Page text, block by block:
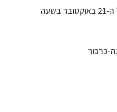
המפגש יתקיים ביום ב' ה-21 באוקטובר בשעה